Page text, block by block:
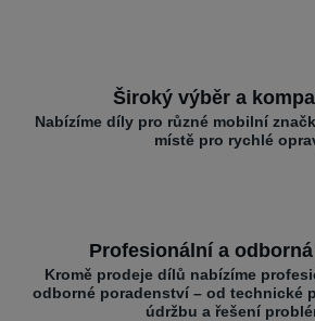
Široký výběr a
Nabízíme díly pro různé mobilní
místě pro rychlé
Profesionální a
Kromě prodeje dílů nabízíme
odborné poradenství – od technické
údržbu a řešení